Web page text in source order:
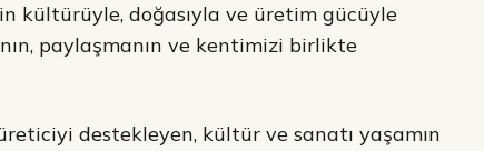
kültürüyle, doğasıyla ve üretim gücüyle
paylaşmanın ve kentimizi birlikte
destekleyen, kültür ve sanatı yaşamın